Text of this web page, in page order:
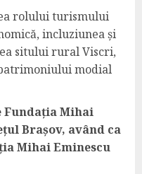
rolului turismului
incluziunea și
sitului rural Viscri,
modial
Mihai
Brașov, având ca
Mihai Eminescu